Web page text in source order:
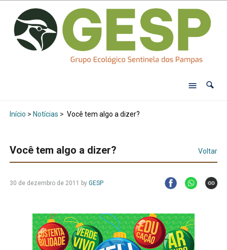
Início > Notícias > Você tem algo a dizer?
Você tem algo a dizer? Voltar
30 de dezembro de 2011 by GESP